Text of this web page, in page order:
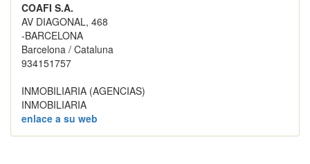
COAFI S.A.
AV DIAGONAL, 468
-BARCELONA
Barcelona / Cataluna
934151757
INMOBILIARIA (AGENCIAS)
INMOBILIARIA
enlace a su web